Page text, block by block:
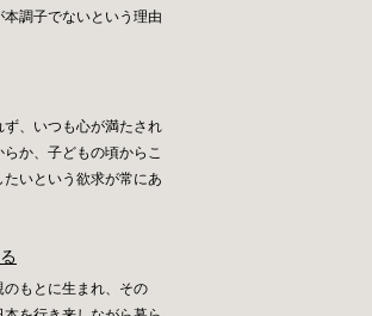
調子でないという理由
、いつも心が満たされ
か、子どもの頃からこ
いという欲求が常にあ
もとに生まれ、その